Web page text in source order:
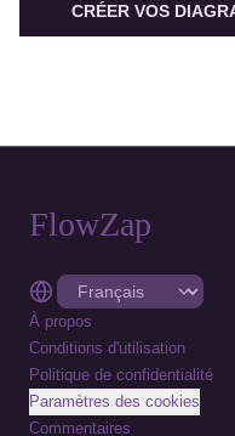
CRÉER VOS
FlowZap
À propos
Conditions d'utilisation
Politique de confidentialité
Paramètres des cookies
Commentaires